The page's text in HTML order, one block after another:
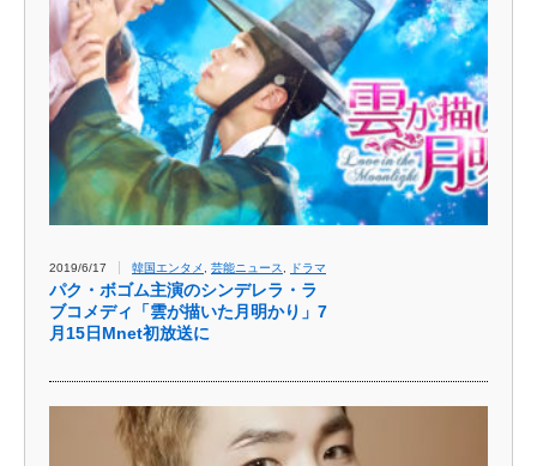
2019/6/17 韓国エンタメ 芸能ニュース ドラマ
パク・ボゴム主演のシンデレラ・ラ
ブコメディ「雲が描いた月明かり」7
月15日Mnet初放送に